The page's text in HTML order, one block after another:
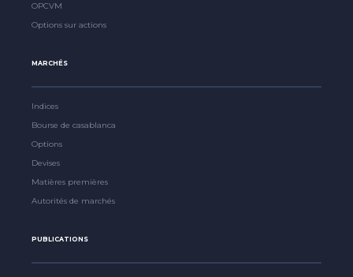
OPCVM
Options sur actions
MARCHÉS
Indices
Bourse de casablanca
Options
Devises
Matières premières
Autorités de marchés
PUBLICATIONS